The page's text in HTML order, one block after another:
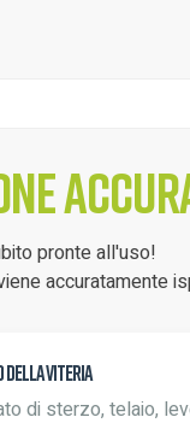
pronte all'uso!
accuratamente
della viteria
di sterzo, telaio,